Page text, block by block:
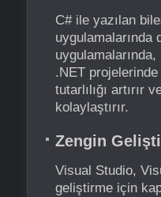
C# ile yazılan
uygulamalarında
.NET projelerinde
tutarlılığı artırır
kolaylaştırır.
Zengin
Visual Studio,
geliştirme için